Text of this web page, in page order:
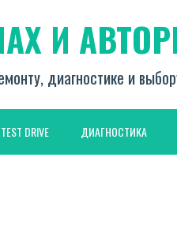
И
диагностике и
TEST DRIVE ДИАГНОСТИКА